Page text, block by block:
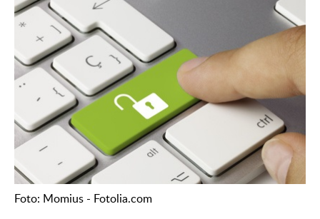
Foto: Momius - Fotolia.com